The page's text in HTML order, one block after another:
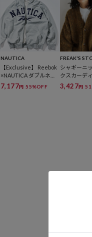
NAUTICA
【Exclusive】 Reebok
×NAUTICA ダブルネー
ム アーチロゴ ヘビーウ
ェイト ジップアップ フ
7,177円 55%OFF
FREAK'S
シャギーニ
クスカーデ
3,427円